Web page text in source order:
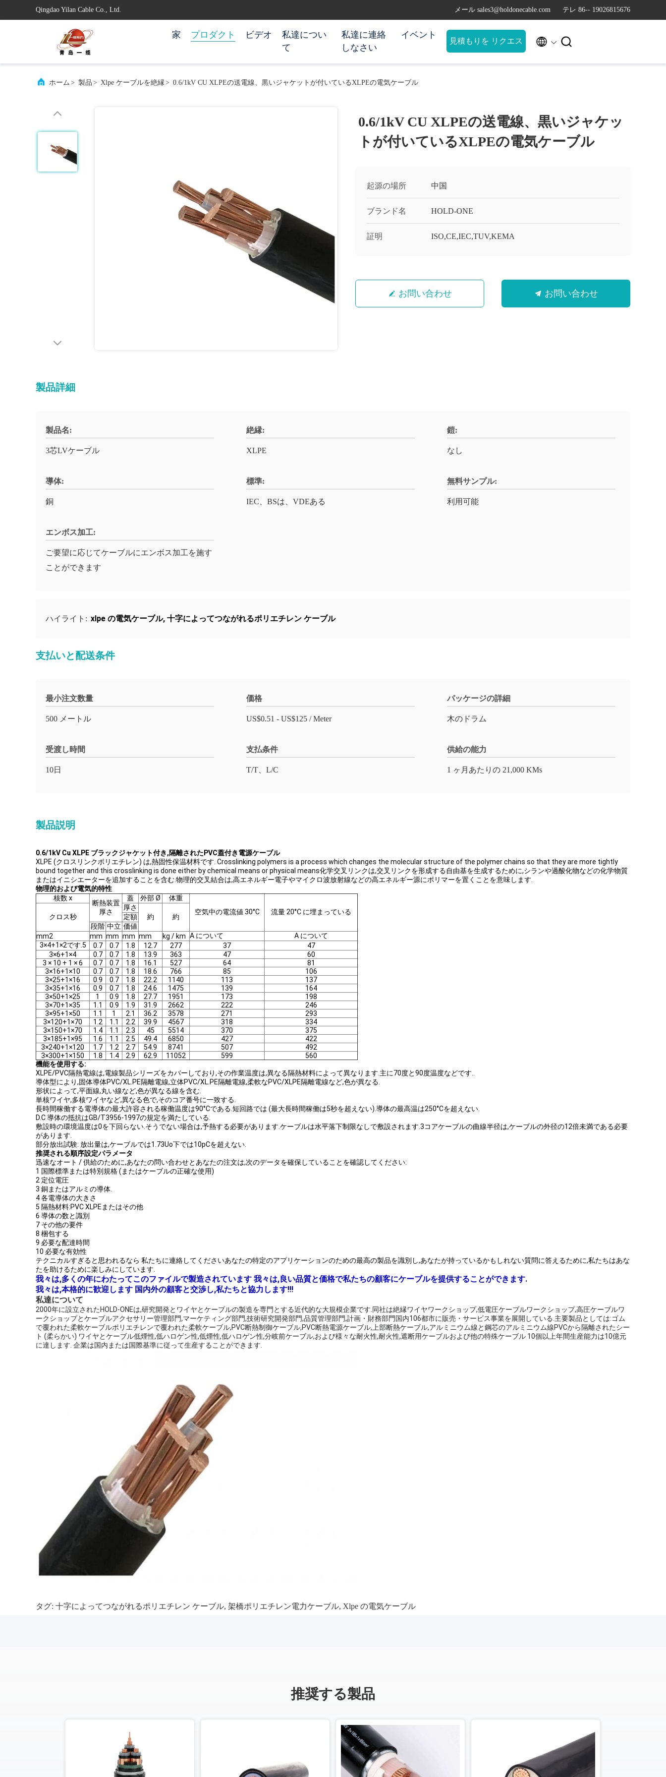
Qingdao Yilan Cable Co., Ltd. メール sales3@holdonecable.com テレ 86-- 19026815676
家 プロダクト ビデオ
私達につい
て
私達に連絡
しなさい
イベント
見積もりを リクエス
ト
 
ホーム > 製品 > Xlpe ケーブルを絶縁> 0.6/1kV CU XLPEの送電線、黒いジャケットが付いているXLPEの電気ケーブル
0.6/1kV CU XLPEの送電線、黒いジャケッ
トが付いているXLPEの電気ケーブル
起源の場所 中国
ブランド名 HOLD-ONE
証明 ISO,CE,IEC,TUV,KEMA
お問い合わせ お問い合わせ
製品詳細
製品名:
3芯LVケーブル
絶縁:
XLPE
鎧:
なし
導体:
銅
標準:
IEC、BSは、VDEある
無料サンプル:
利用可能
エンボス加工:
ご要望に応じてケーブルにエンボス加工を施す
ことができます
ハイライト: xlpe の電気ケーブル, 十字によってつながれるポリエチレン ケーブル
支払いと配送条件
最小注文数量
500 メートル
価格
US$0.51 - US$125 / Meter
パッケージの詳細
木のドラム
受渡し時間
10日
支払条件
T/T、L/C
供給の能力
1 ヶ月あたりの 21,000 KMs
製品説明
0.6/1kV Cu XLPE ブラックジャケット付き,隔離されたPVC蓋付き電源ケーブル
XLPE (クロスリンクポリエチレン) は,熱固性保温材料です. Crosslinking polymers is a process which changes the molecular structure of the polymer chains so that they are more tightly
bound together and this crosslinking is done either by chemical means or physical means化学交叉リンクは,交叉リンクを形成する自由基を生成するために,シランや過酸化物などの化学物質
またはイニシエーターを追加することを含む.物理的交叉結合は,高エネルギー電子やマイクロ波放射線などの高エネルギー源にポリマーを置くことを意味します.
物理的および電気的特性
核数 x
断熱装置
厚さ
蓋 外部 Ø
体重
空気中の電流値 30°C
流量 20°C に埋まっている
クロス秒
厚さ
約
約
定額
段階 中立 価値
mm2
mm mm mm mm kg / km A について
A について
3×4+1×2です.5
0.7 0.7 1.8 12.7 277 37
47
3×6+1×4
0.7 0.7 1.8 13.9 363 47
60
3 × 10 + 1 × 6
0.7 0.7 1.8 16.1 527 64
81
3×16+1×10
0.7 0.7 1.8 18.6 766 85
106
3×25+1×16
0.9 0.7 1.8 22.2 1140 113
137
3×35+1×16
0.9 0.7 1.8 24.6 1475 139
164
3×50+1×25
1 0.9 1.8 27.7 1951 173
198
3×70+1×35
1.1 0.9 1.9 31.9 2662 222
246
3×95+1×50
1.1 1 2.1 36.2 3578 271
293
3×120+1×70
1.2 1.1 2.2 39.9 4567 318
334
3×150+1×70
1.4 1.1 2.3 45 5514 370
375
3×185+1×95
1.6 1.1 2.5 49.4 6850 427
422
3×240+1×120
1.7 1.2 2.7 54.9 8741 507
492
3×300+1×150
1.8 1.4 2.9 62.9 11052 599
560
機能を使用する:
XLPE/PVC隔熱電線は,電線製品シリーズをカバーしており,その作業温度は,異なる隔熱材料によって異なります.主に70度と90度温度などです..
導体型により,固体導体PVC/XL.PE隔離電線,立体PVC/XL.PE隔離電線,柔軟なPVC/XLPE隔離電線など,色が異なる.
形状によって,平面線,丸い線など,色が異なる線を含む.
単核ワイヤ,多核ワイヤなど,異なる色で,そのコア番号に一致する.
長時間稼働する電導体の最大許容される稼働温度は90°Cである.短回路では (最大長時間稼働は5秒を超えない).導体の最高温は250°Cを超えない.
D.C 導体の抵抗はGB/T3956-1997の規定を満たしている.
敷設時の環境温度は0を下回らない.そうでない場合は,予熱する必要があります.ケーブルは水平落下制限なしで敷設されます.3コアケーブルの曲線半径は,ケーブルの外径の12倍未満である必要
があります.
部分放出試験: 放出量は,ケーブルでは1.73Uo下では10pCを超えない.
推奨される順序設定パラメータ
迅速なオート / 供給のために,あなたの問い合わせとあなたの注文は,次のデータを確保していることを確認してください:
1 国際標準または特別規格 (またはケーブルの正確な使用)
2 定位電圧
3 銅またはアルミの導体.
4 各電導体の大きさ
5 隔熱材料:PVC XLPEまたはその他
6 導体の数と識別
7 その他の要件
8 梱包する
9 必要な配達時間
10 必要な有効性
テクニカルすぎると思われるなら 私たちに連絡してくださいあなたの特定のアプリケーションのための最高の製品を識別し,あなたが持っているかもしれない質問に答えるために,私たちはあな
たを助けるために楽しみにしています.
我々は,多くの年にわたってこのファイルで製造されています 我々は,良い品質と価格で私たちの顧客にケーブルを提供することができます.
我々は,本格的に歓迎します 国内外の顧客と交渉し,私たちと協力します!!!
私達について
2000年に設立されたHOLD-ONEは,研究開発とワイヤとケーブルの製造を専門とする近代的な大規模企業です.同社は絶縁ワイヤワークショップ,低電圧ケーブルワークショップ,高圧ケーブルワ
ークショップとケーブルアクセサリー管理部門,マーケティング部門,技術研究開発部門,品質管理部門,計画・財務部門国内106都市に販売・サービス事業を展開している.主要製品としては:ゴム
で覆われた柔軟ケーブルポリエチレンで覆われた柔軟ケーブル,PVC断熱制御ケーブル,PVC断熱電源ケーブル,上部断熱ケーブル,アルミニウム線と鋼芯のアルミニウム線PVCから隔離されたシー
ト (柔らかい) ワイヤとケーブル低煙性,低ハロゲン性,低煙性,低ハロゲン性,分岐前ケーブル,および様々な耐火性,耐火性,遮断用ケーブルおよび他の特殊ケーブル 10個以上年間生産能力は10億元
に達します. 企業は国内または国際基準に従って生産することができます.
タグ: 十字によってつながれるポリエチレン ケーブル, 架橋ポリエチレン電力ケーブル, Xlpe の電気ケーブル
推奨する製品